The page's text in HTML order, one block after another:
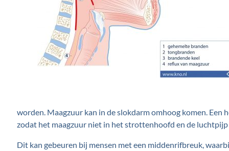
worden. Maagzuur kan in de slokdarm omhoog komen.
zodat het maagzuur niet in het strottenhoofd en de
Dit kan gebeuren bij mensen met een middenrifbreuk,